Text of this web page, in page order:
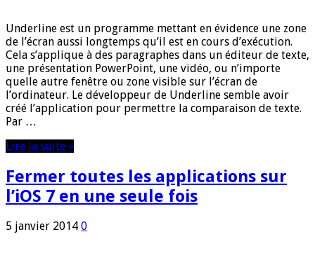
Underline est un programme mettant en évidence une zone
de l’écran aussi longtemps qu’il est en cours d’exécution.
Cela s’applique à des paragraphes dans un éditeur de texte,
une présentation PowerPoint, une vidéo, ou n’importe
quelle autre fenêtre ou zone visible sur l’écran de
l’ordinateur. Le développeur de Underline semble avoir
créé l’application pour permettre la comparaison de texte.
Par …
Lire la suite »
Fermer toutes les applications sur
l’iOS 7 en une seule fois
5 janvier 2014 0